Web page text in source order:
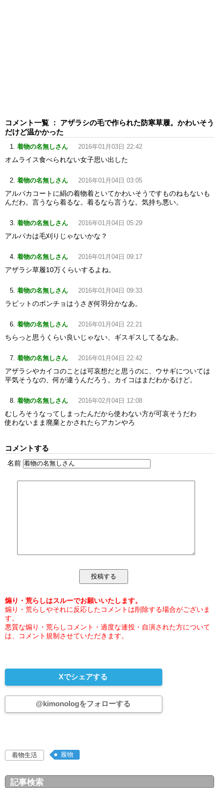
コメント一覧 ： アザラシの毛で作られた防寒草履。かわいそう
だけど温かかった
着物の名無しさん 2016年01月03日 22:42
オムライス食べられない女子思い出した
着物の名無しさん 2016年01月04日 03:05
アルパカコートに絹の着物着といてかわいそうですものねもないも
んだわ。言うなら着るな。着るなら言うな。気持ち悪い。
着物の名無しさん 2016年01月04日 05:29
アルパカは毛刈りじゃないかな？
着物の名無しさん 2016年01月04日 09:17
アザラシ草履10万くらいするよね。
着物の名無しさん 2016年01月04日 09:33
ラビットのポンチョはうさぎ何羽分かなあ。
着物の名無しさん 2016年01月04日 22:21
ちらっと思うくらい良いじゃない、ギスギスしてるなあ。
着物の名無しさん 2016年01月04日 22:42
アザラシやカイコのことは可哀想だと思うのに、ウサギについては
平気そうなの、何が違うんだろう。カイコはまだわかるけど。
着物の名無しさん 2016年02月04日 12:08
むしろそうなってしまったんだから使わない方が可哀そうだわ
使わないまま廃棄とかされたらアカンやろ
コメントする
名前
煽り・荒らしはスルーでお願いいたします。
煽り・荒らしやそれに反応したコメントは削除する場合がございま
す。
悪質な煽り・荒らしコメント・過度な連投・自演された方について
は、コメント規制させていただきます。
Xでシェアする
@kimonologをフォローする
着物生活 履物
記事検索